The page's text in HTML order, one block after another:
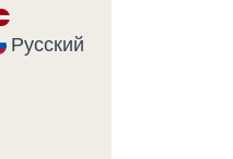
Русский